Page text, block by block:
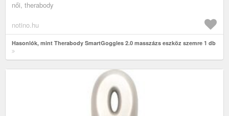
női, therabody
notino.hu
Hasonlók, mint Therabody SmartGoggles 2.0 masszázs eszköz szemre 1 db